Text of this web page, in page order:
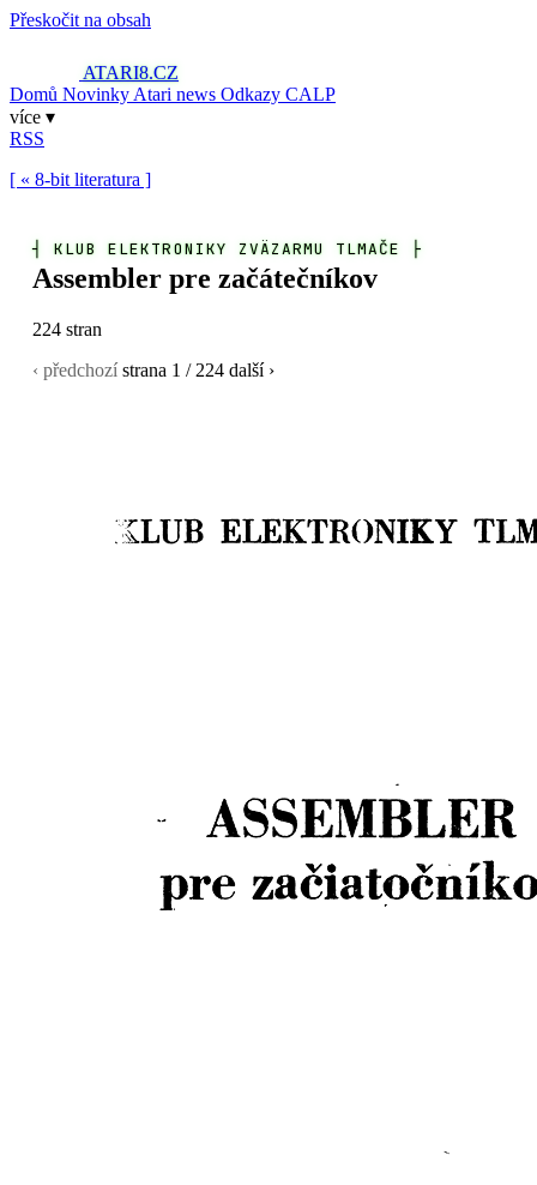
Přeskočit na obsah
ATARI8.CZ
Domů Novinky Atari news Odkazy CALP
více ▾
RSS
[ « 8-bit literatura ]
┤KLUB ELEKTRONIKY ZVÄZARMU TLMAČE ├
Assembler pre začátečníkov
224 stran
‹ předchozí strana 1 / 224 další ›